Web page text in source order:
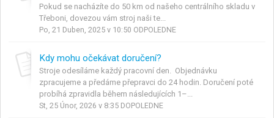
Pokud se nacházíte do 50 km od našeho centrálního skladu v
Třeboni, dovezou vám stroj naši te...
Po, 21 Duben, 2025 v 10:50 ODPOLEDNE
Kdy mohu očekávat doručení?
Stroje odesíláme každý pracovní den. Objednávku
zpracujeme a předáme přepravci do 24 hodin. Doručení poté
probíhá zpravidla během následujících 1–...
St, 25 Únor, 2026 v 8:35 DOPOLEDNE